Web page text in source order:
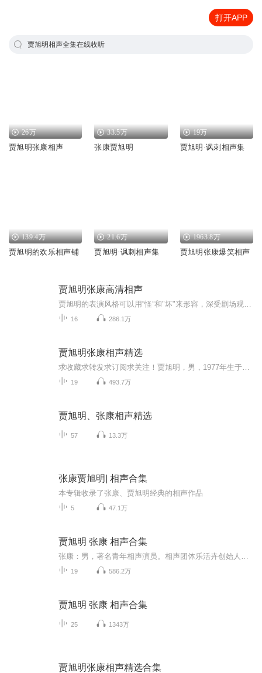
打开APP
贾旭明相声全集在线收听
26万
贾旭明张康相声
33.5万
张康贾旭明
19万
贾旭明·讽刺相声集
139.4万
贾旭明的欢乐相声铺
21.6万
贾旭明·讽刺相声集
1963.8万
贾旭明张康爆笑相声
贾旭明张康高清相声
16 286.1万
贾旭明张康相声精选
19 493.7万
贾旭明、张康相声精选
57 13.3万
张康贾旭明| 相声合集
本专辑收录了张康、贾旭明经典的相声作品
5 47.1万
贾旭明 张康 相声合集
19 586.2万
贾旭明 张康 相声合集
25 1343万
贾旭明张康相声精选合集